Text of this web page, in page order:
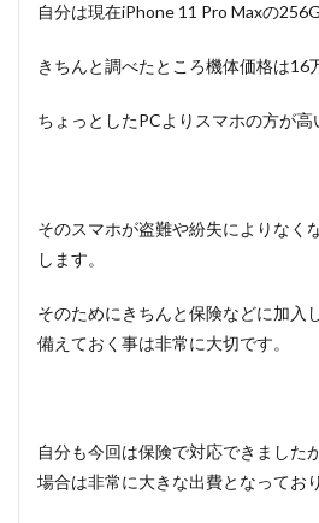
自分は現在iPhone 11 Pro Maxの
きちんと調べたところ機体価格は16
ちょっとしたPCよりスマホの方が高
そのスマホが盗難や紛失によりなく
します。
そのためにきちんと保険などに加入
備えておく事は非常に大切です。
自分も今回は保険で対応できました
場合は非常に大きな出費となってお